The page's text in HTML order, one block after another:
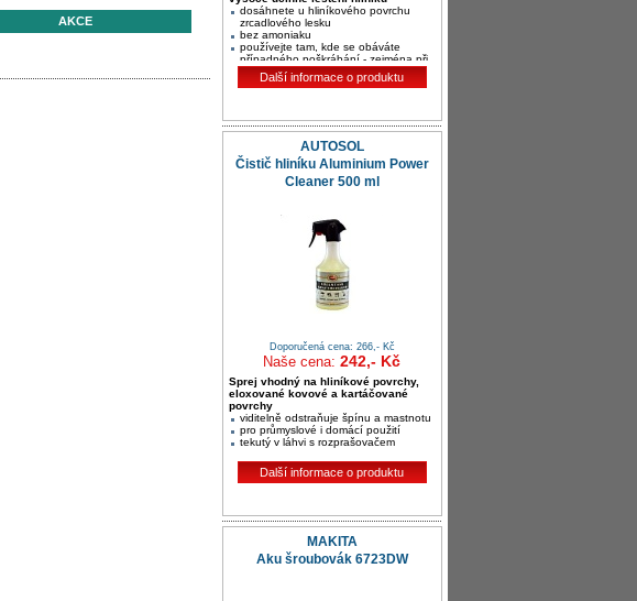
AKCE
dosáhnete u hliníkového povrchu
zrcadlového lesku
bez amoniaku
používejte tam, kde se obáváte
případného poškrábání - zejména při
strojním leštění při vysoké teplotě
Další informace o produktu
AUTOSOL
Čistič hliníku Aluminium Power
Cleaner 500 ml
Doporučená cena: 266,- Kč
Naše cena: 242,- Kč
Sprej vhodný na hliníkové povrchy,
eloxované kovové a kartáčované
povrchy
viditelně odstraňuje špínu a mastnotu
pro průmyslové i domácí použití
tekutý v láhvi s rozprašovačem
Další informace o produktu
MAKITA
Aku šroubovák 6723DW